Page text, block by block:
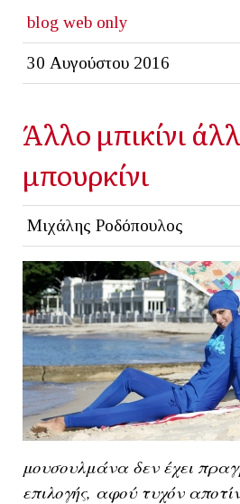
blog web only
30 Αυγούστου 2016
Άλλο μπικίνι
μπουρκίνι
Μιχάλης Ροδόπουλος
μουσουλμάνα δεν έχει
επιλογής, αφού τυχόν